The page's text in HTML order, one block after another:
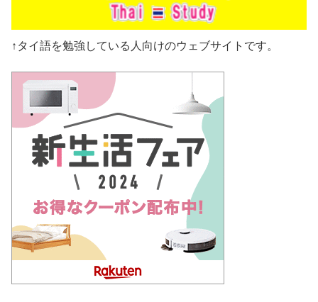
↑タイ語を勉強している人向けのウェブサイトです。